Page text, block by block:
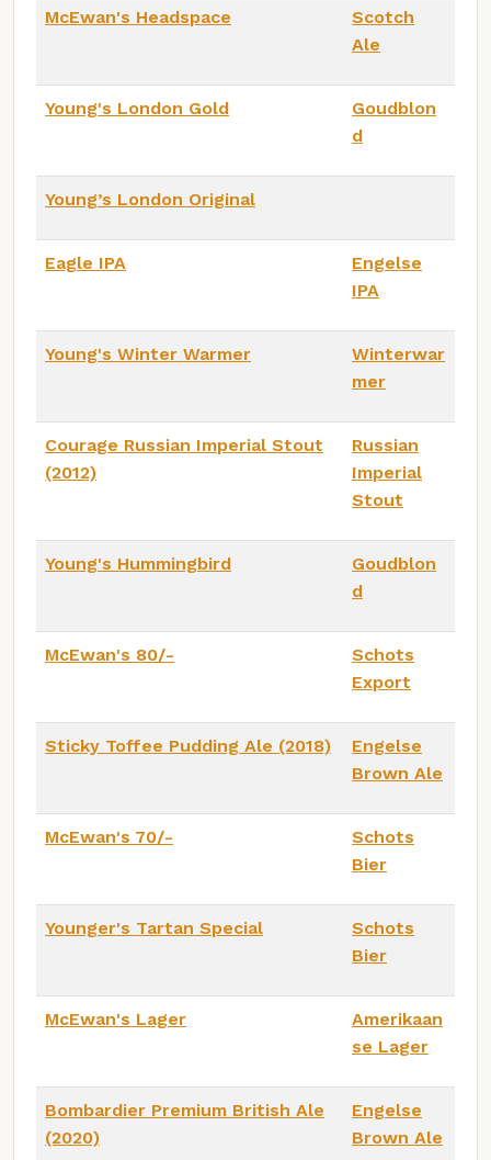
McEwan's Headspace
Scotch
Ale
Young's London Gold
Goudblon
d
Young’s London Original
Eagle IPA
Engelse
IPA
Young's Winter Warmer
Winterwar
mer
Courage Russian Imperial Stout
(2012)
Russian
Imperial
Stout
Young's Hummingbird
Goudblon
d
McEwan's 80/-
Schots
Export
Sticky Toffee Pudding Ale (2018)
Engelse
Brown Ale
McEwan's 70/-
Schots
Bier
Younger's Tartan Special
Schots
Bier
McEwan's Lager
Amerikaan
se Lager
Bombardier Premium British Ale
(2020)
Engelse
Brown Ale